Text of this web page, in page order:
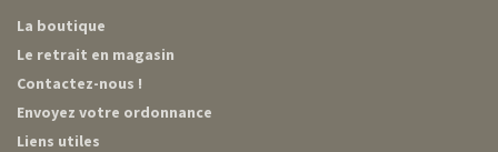
La boutique
Le retrait en magasin
Contactez-nous !
Envoyez votre ordonnance
Liens utiles